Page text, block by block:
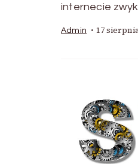
internecie
Admin 17